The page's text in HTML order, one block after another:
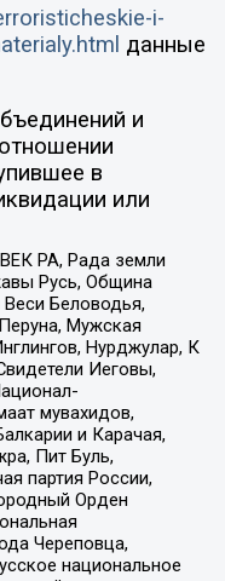
i-
данные
и
в
или
РА, Рада земли
Русь, Община
Беловодья,
Мужская
Нурджулар, К
Иеговы,
мувахидов,
и Карачая,
Пит Буль,
партия России,
Орден
Череповца,
национальное